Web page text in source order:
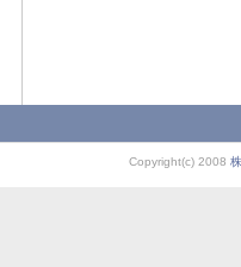
Copyright(c) 2008